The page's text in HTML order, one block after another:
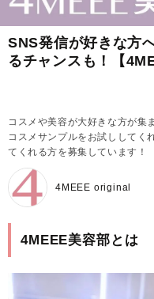
SNS発信が好きな方
るチャンスも！【
コスメや美容が大好きな方が
コスメサンプルをお試ししてく
てくれる方を募集しています！
4MEEE original
4MEEE美容部とは